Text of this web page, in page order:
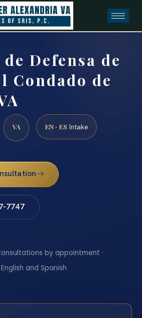
Defensa de
Condado de
VA EN · ES Intake
7747
by appointment ·
and Spanish